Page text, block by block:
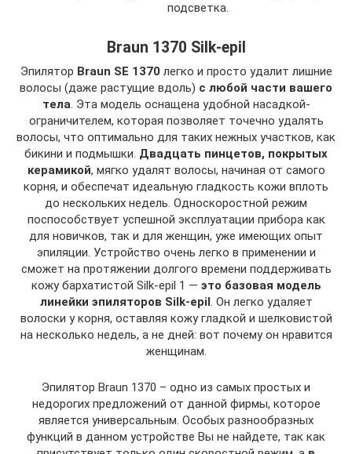
подсветка.
Braun 1370 Silk-epil
Эпилятор Braun SE 1370 легко и просто удалит лишние
волосы (даже растущие вдоль) с любой части вашего
тела. Эта модель оснащена удобной насадкой-
ограничителем, которая позволяет точечно удалять
волосы, что оптимально для таких нежных участков, как
бикини и подмышки. Двадцать пинцетов, покрытых
керамикой, мягко удалят волосы, начиная от самого
корня, и обеспечат идеальную гладкость кожи вплоть
до нескольких недель. Односкоростной режим
поспособствует успешной эксплуатации прибора как
для новичков, так и для женщин, уже имеющих опыт
эпиляции. Устройство очень легко в применении и
сможет на протяжении долгого времени поддерживать
кожу бархатистой Silk-epil 1 — это базовая модель
линейки эпиляторов Silk-epil. Он легко удаляет
волоски у корня, оставляя кожу гладкой и шелковистой
на несколько недель, а не дней: вот почему он нравится
женщинам.
Эпилятор Braun 1370 – одно из самых простых и
недорогих предложений от данной фирмы, которое
является универсальным. Особых разнообразных
функций в данном устройстве Вы не найдете, так как